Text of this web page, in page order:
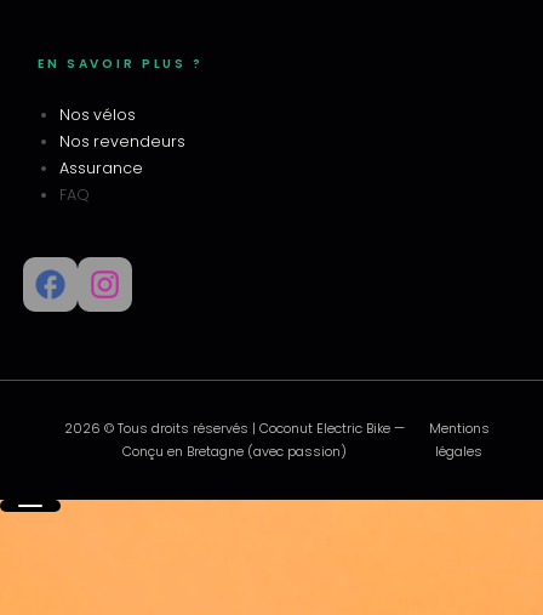
EN SAVOIR PLUS ?
Nos vélos
Nos revendeurs
Assurance
FAQ
2026 © Tous droits réservés | Coconut Electric Bike —
Conçu en Bretagne (avec passion)
Mentions
légales